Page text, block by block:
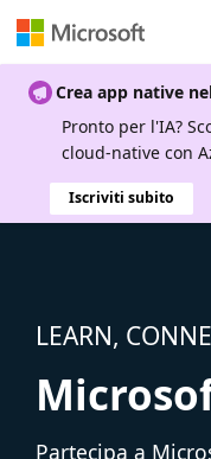
Crea app native
Pronto per l'IA?
cloud-native con
Iscriviti subito
LEARN,
Partecipa a